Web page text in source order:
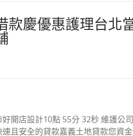
款慶優惠護理台北
開店設計10點 55分 32秒 維護公
且安全的貸款嘉義土地貸款您資